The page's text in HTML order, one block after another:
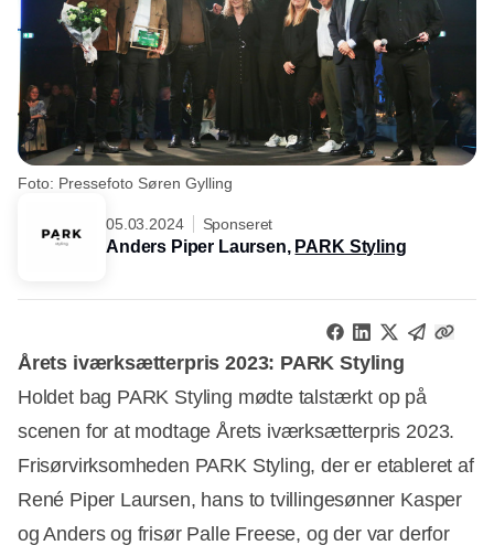
Foto: Pressefoto Søren Gylling
05.03.2024 Sponseret
Anders Piper Laursen, PARK Styling
Årets iværksætterpris 2023: PARK Styling
Holdet bag PARK Styling mødte talstærkt op på
scenen for at modtage Årets iværksætterpris 2023.
Frisørvirksomheden PARK Styling, der er etableret af
René Piper Laursen, hans to tvillingesønner Kasper
og Anders og frisør Palle Freese, og der var derfor